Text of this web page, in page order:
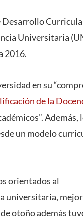
Desarrollo
Universitaria
2016.
en su
de la
Además,
un modelo
orientados al
universitaria,
otoño además